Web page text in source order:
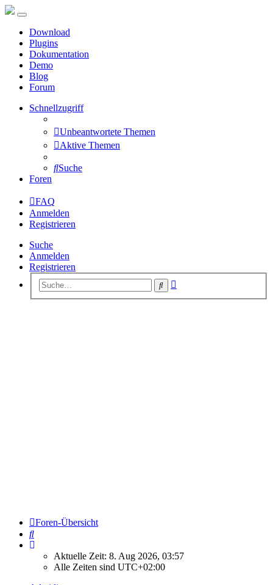
Download
Plugins
Dokumentation
Demo
Blog
Forum
Schnellzugriff
Unbeantwortete Themen
Aktive Themen
Suche
Foren
FAQ
Anmelden
Registrieren
Suche
Anmelden
Registrieren
Suche
Foren-Übersicht
Suche
Aktuelle Zeit: 8. Aug 2026, 03:57
Alle Zeiten sind UTC+02:00